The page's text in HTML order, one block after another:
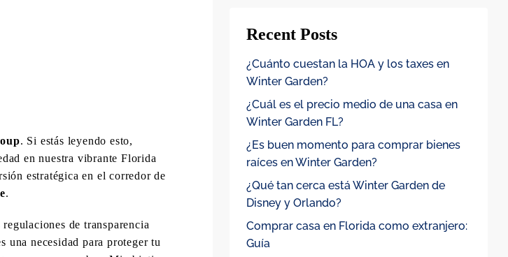
. Si estás leyendo esto,
en nuestra vibrante Florida
estratégica en el corredor de
.
de transparencia
una necesidad para proteger tu
Recent Posts
¿Cuánto cuestan la HOA y los taxes en
Winter Garden?
¿Cuál es el precio medio de una casa en
Winter Garden FL?
¿Es buen momento para comprar bienes
raíces en Winter Garden?
¿Qué tan cerca está Winter Garden de
Disney y Orlando?
Comprar casa en Florida como extranjero:
Guía